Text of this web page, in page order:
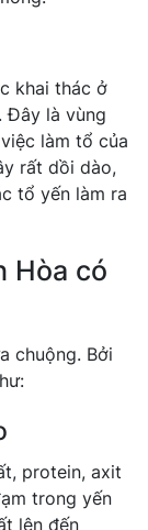
khai thác ở
Đây là vùng
làm tổ của
rất dồi dào,
tổ yến làm ra
Hòa có
chuộng. Bởi
protein, axit
trong yến
lên đến